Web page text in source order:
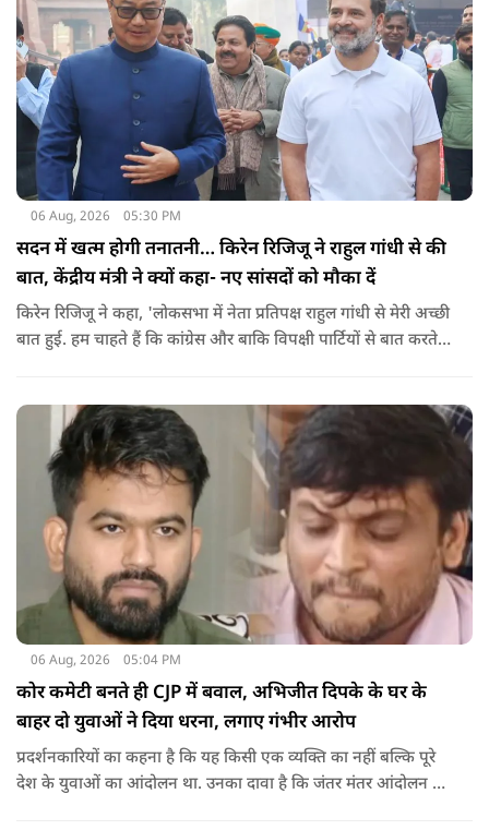
06 Aug, 2026 05:30 PM
सदन में खत्म होगी तनातनी… किरेन रिजिजू ने राहुल गांधी से की
बात, केंद्रीय मंत्री ने क्यों कहा- नए सांसदों को मौका दें
किरेन रिजिजू ने कहा, 'लोकसभा में नेता प्रतिपक्ष राहुल गांधी से मेरी अच्छी
बात हुई. हम चाहते हैं कि कांग्रेस और बाकि विपक्षी पार्टियों से बात करते
06 Aug, 2026 05:04 PM
कोर कमेटी बनते ही CJP में बवाल, अभिजीत दिपके के घर के
बाहर दो युवाओं ने दिया धरना, लगाए गंभीर आरोप
प्रदर्शनकारियों का कहना है कि यह किसी एक व्यक्ति का नहीं बल्कि पूरे
देश के युवाओं का आंदोलन था. उनका दावा है कि जंतर मंतर आंदोलन से